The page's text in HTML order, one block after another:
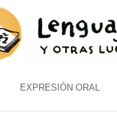
EXPRESIÓN ORAL